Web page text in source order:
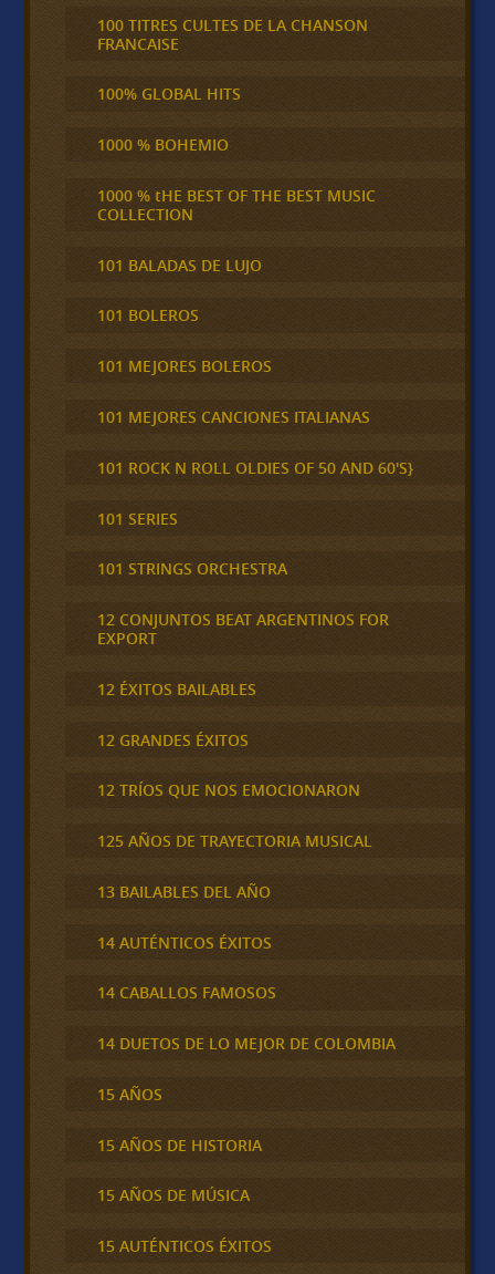
100 TITRES CULTES DE LA CHANSON
FRANCAISE
100% GLOBAL HITS
1000 % BOHEMIO
1000 % tHE BEST OF THE BEST MUSIC
COLLECTION
101 BALADAS DE LUJO
101 BOLEROS
101 MEJORES BOLEROS
101 MEJORES CANCIONES ITALIANAS
101 ROCK N ROLL OLDIES OF 50 AND 60'S}
101 SERIES
101 STRINGS ORCHESTRA
12 CONJUNTOS BEAT ARGENTINOS FOR
EXPORT
12 ÉXITOS BAILABLES
12 GRANDES ÉXITOS
12 TRÍOS QUE NOS EMOCIONARON
125 AÑOS DE TRAYECTORIA MUSICAL
13 BAILABLES DEL AÑO
14 AUTÉNTICOS ÉXITOS
14 CABALLOS FAMOSOS
14 DUETOS DE LO MEJOR DE COLOMBIA
15 AÑOS
15 AÑOS DE HISTORIA
15 AÑOS DE MÚSICA
15 AUTÉNTICOS ÉXITOS